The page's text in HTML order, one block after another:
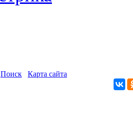
Поиск Карта сайта